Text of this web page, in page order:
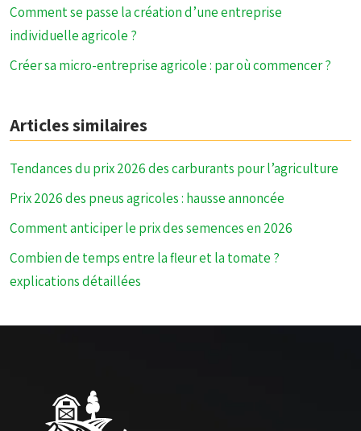
Comment se passe la création d’une entreprise
individuelle agricole ?
Créer sa micro-entreprise agricole : par où commencer ?
Articles similaires
Tendances du prix 2026 des carburants pour l’agriculture
Prix 2026 des pneus agricoles : hausse annoncée
Comment anticiper le prix des semences en 2026
Combien de temps entre la fleur et la tomate ?
explications détaillées